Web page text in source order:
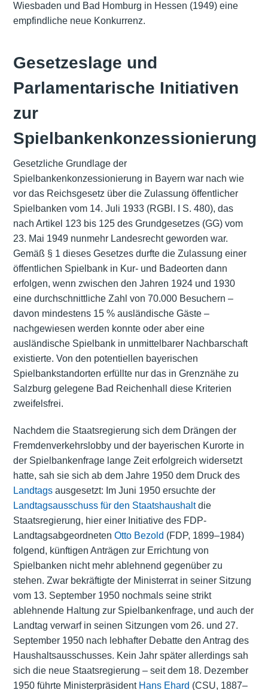
Wiesbaden und Bad Homburg in Hessen (1949) eine
empfindliche neue Konkurrenz.
Gesetzeslage und
Parlamentarische Initiativen
zur
Spielbankenkonzessionierung
Gesetzliche Grundlage der
Spielbankenkonzessionierung in Bayern war nach wie
vor das Reichsgesetz über die Zulassung öffentlicher
Spielbanken vom 14. Juli 1933 (RGBl. I S. 480), das
nach Artikel 123 bis 125 des Grundgesetzes (GG)vom
23. Mai 1949 nunmehr Landesrecht geworden war.
Gemäß § 1 dieses Gesetzes durfte die Zulassung einer
öffentlichen Spielbank in Kur- und Badeorten dann
erfolgen, wenn zwischen den Jahren 1924 und 1930
eine durchschnittliche Zahl von 70.000 Besuchern –
davon mindestens 15 % ausländische Gäste –
nachgewiesen werden konnte oder aber eine
ausländische Spielbank in unmittelbarer Nachbarschaft
existierte. Von den potentiellen bayerischen
Spielbankstandorten erfüllte nur das in Grenznähe zu
Salzburg gelegene Bad Reichenhall diese Kriterien
zweifelsfrei.
Nachdem die Staatsregierung sich dem Drängen der
Fremdenverkehrslobby und der bayerischen Kurorte in
der Spielbankenfrage lange Zeit erfolgreich widersetzt
hatte, sah sie sich ab dem Jahre 1950 dem Druck des
Landtagsausgesetzt: Im Juni 1950 ersuchte der
Landtagsausschuss für den Staatshaushaltdie
Staatsregierung, hier einer Initiative des FDP-
Landtagsabgeordneten Otto Bezold (FDP, 1899–1984)
folgend, künftigen Anträgen zur Errichtung von
Spielbanken nicht mehr ablehnend gegenüber zu
stehen. Zwar bekräftigte der Ministerratin seiner Sitzung
vom 13. September 1950 nochmals seine strikt
ablehnende Haltung zur Spielbankenfrage, und auch der
Landtag verwarf in seinen Sitzungen vom 26. und 27.
September 1950 nach lebhafter Debatte den Antrag des
Haushaltsausschusses. Kein Jahr später allerdings sah
sich die neue Staatsregierung – seit dem 18. Dezember
1950 führte Ministerpräsident Hans Ehard (CSU, 1887–